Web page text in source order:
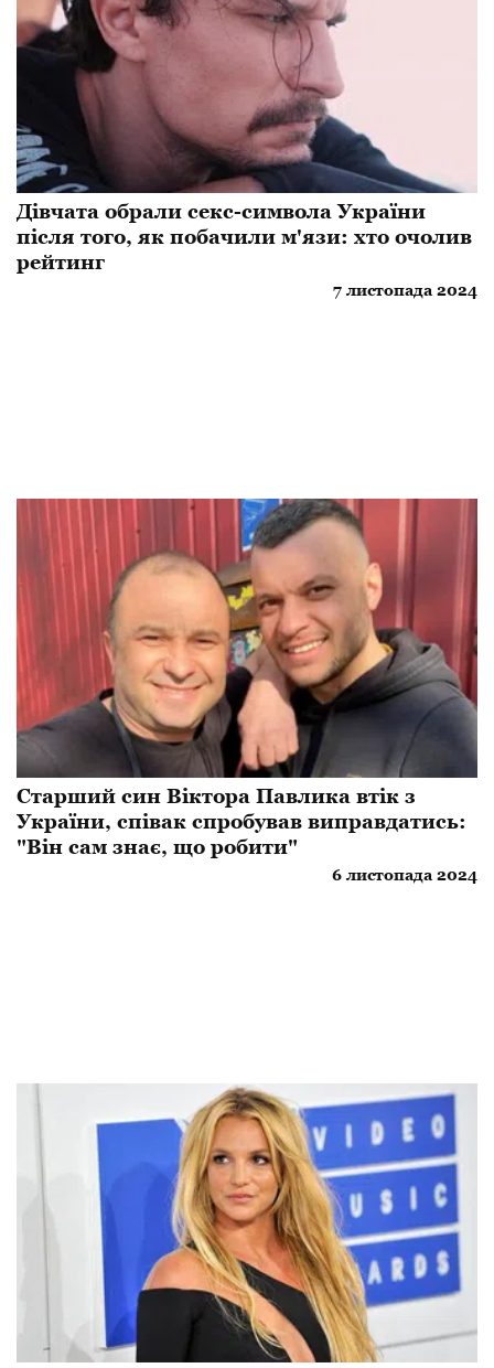
Дівчата обрали секс-символа України
після того, як побачили м'язи: хто очолив
рейтинг
7 листопада 2024
Старший син Віктора Павлика втік з
України, співак спробував виправдатись:
"Він сам знає, що робити"
6 листопада 2024